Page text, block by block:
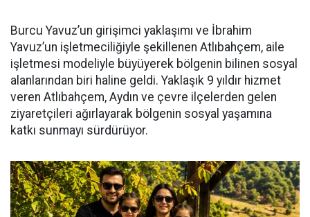
Burcu Yavuz’un girişimci yaklaşımı ve İbrahim
Yavuz’un işletmeciliğiyle şekillenen Atlıbahçem, aile
işletmesi modeliyle büyüyerek bölgenin bilinen sosyal
alanlarından biri haline geldi. Yaklaşık 9 yıldır hizmet
veren Atlıbahçem, Aydın ve çevre ilçelerden gelen
ziyaretçileri ağırlayarak bölgenin sosyal yaşamına
katkı sunmayı sürdürüyor.